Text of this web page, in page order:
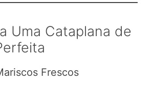
Uma Cataplana de
Frescos